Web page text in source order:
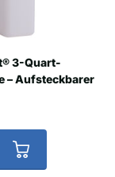
3-Quart-
– Aufsteckbarer